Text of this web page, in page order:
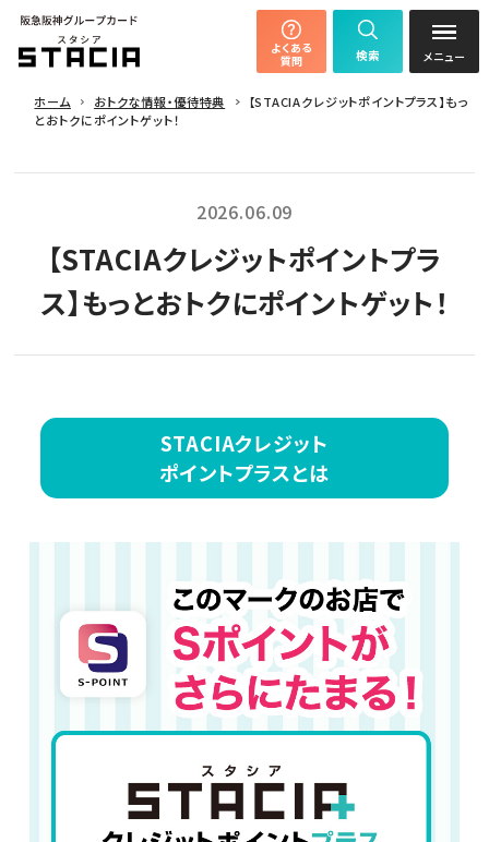
よくある
質問 検索
ホーム おトクな情報・優待特典
【STACIAクレジットポイントプラス】もっ
とおトクにポイントゲット！
2026.06.09
【STACIAクレジットポイントプラ
ス】もっとおトクにポイントゲット！
STACIAクレジット
ポイントプラスとは